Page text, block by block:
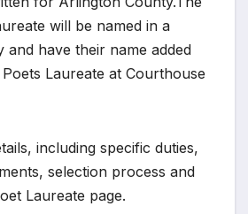
will be named in a
and have their name added
Laureate at Courthouse
including specific duties,
selection process and
Laureate page.